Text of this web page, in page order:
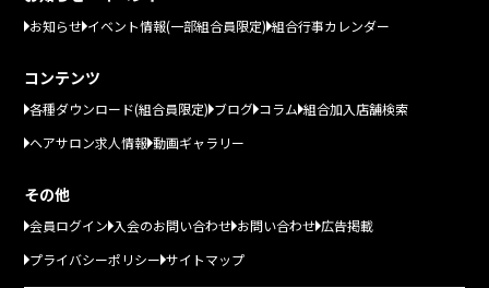
お知らせ イベント情報(一部組合員限定) 組合行事カレンダー
コンテンツ
各種ダウンロード(組合員限定) ブログ コラム 組合加入店舗検索
ヘアサロン求人情報 動画ギャラリー
その他
会員ログイン 入会のお問い合わせ お問い合わせ 広告掲載
プライバシーポリシー サイトマップ